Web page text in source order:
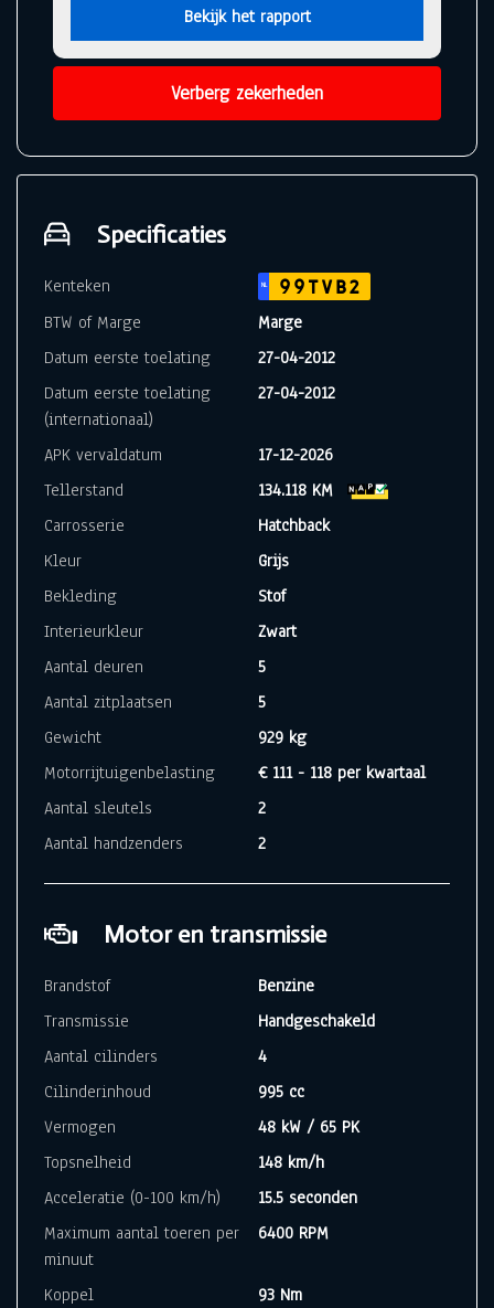
Bekijk het rapport
Verberg zekerheden
Specificaties
Kenteken NL
99TVB2
BTW of Marge
Marge
Datum eerste toelating
27-04-2012
Datum eerste toelating
(internationaal)
27-04-2012
APK vervaldatum
17-12-2026
Tellerstand
134.118 KM
Carrosserie
Hatchback
Kleur
Grijs
Bekleding
Stof
Interieurkleur
Zwart
Aantal deuren
5
Aantal zitplaatsen
5
Gewicht
929 kg
Motorrijtuigenbelasting
€ 111 - 118 per kwartaal
Aantal sleutels
2
Aantal handzenders
2
Motor en transmissie
Brandstof
Benzine
Transmissie
Handgeschakeld
Aantal cilinders
4
Cilinderinhoud
995 cc
Vermogen
48 kW / 65 PK
Topsnelheid
148 km/h
Acceleratie (0-100 km/h)
15.5 seconden
Maximum aantal toeren per
minuut
6400 RPM
Koppel
93 Nm